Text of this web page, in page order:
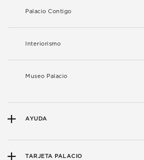
Palacio Contigo
Interiorismo
Museo Palacio
AYUDA
TARJETA PALACIO